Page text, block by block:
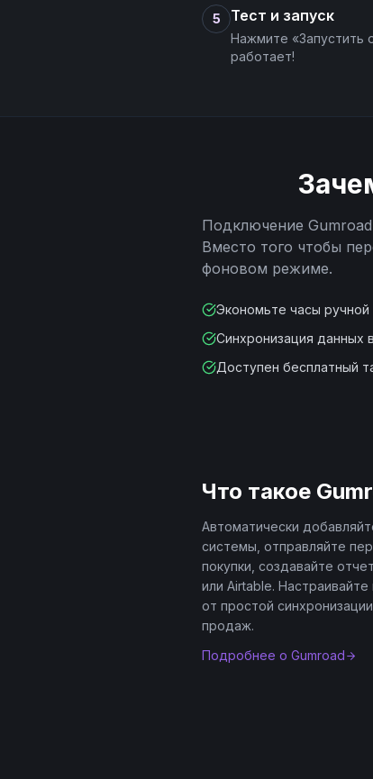
5 Тест и запуск
Нажмите «Запустить
работает!
Подключение Gumroad
Вместо того чтобы
фоновом режиме.
Экономьте часы
Синхронизация данных
Доступен бесплатный
Что такое
Автоматически
системы, отправляйте
покупки, создавайте
или Airtable.
от простой
продаж.
Подробнее о Gumroad